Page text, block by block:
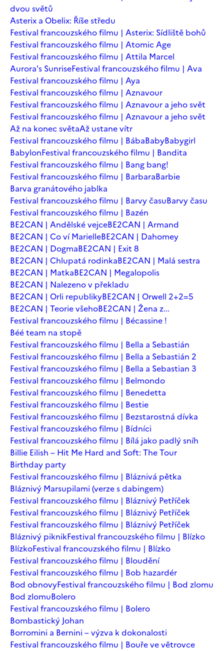
dvou světů
Asterix a Obelix: Říše středu
Festival francouzského filmu | Asterix: Sídliště bohů
Festival francouzského filmu | Atomic Age
Festival francouzského filmu | Attila Marcel
Aurora's SunriseFestival francouzského filmu | Ava
Festival francouzského filmu | Aya
Festival francouzského filmu | Aznavour
Festival francouzského filmu | Aznavour a jeho svět
Festival francouzského filmu | Aznavour a jeho svět
Až na konec světaAž ustane vítr
Festival francouzského filmu | BábaBabyBabygirl
BabylonFestival francouzského filmu | Bandita
Festival francouzského filmu | Bang bang!
Festival francouzského filmu | BarbaraBarbie
Barva granátového jablka
Festival francouzského filmu | Barvy časuBarvy času
Festival francouzského filmu | Bazén
BE2CAN | Andělské vejceBE2CAN | Armand
BE2CAN | Co ví MarielleBE2CAN | Dahomey
BE2CAN | DogmaBE2CAN | Exit 8
BE2CAN | Chlupatá rodinkaBE2CAN | Malá sestra
BE2CAN | MatkaBE2CAN | Megalopolis
BE2CAN | Nalezeno v překladu
BE2CAN | Orli republikyBE2CAN | Orwell 2+2=5
BE2CAN | Teorie všehoBE2CAN | Žena z...
Festival francouzského filmu | Bécassine !
Béé team na stopě
Festival francouzského filmu | Bella a Sebastián
Festival francouzského filmu | Bella a Sebastián 2
Festival francouzského filmu | Bella a Sebastian 3
Festival francouzského filmu | Belmondo
Festival francouzského filmu | Benedetta
Festival francouzského filmu | Bestie
Festival francouzského filmu | Bezstarostná dívka
Festival francouzského filmu | Bídníci
Festival francouzského filmu | Bílá jako padlý sníh
Billie Eilish – Hit Me Hard and Soft: The Tour
Birthday party
Festival francouzského filmu | Bláznivá pětka
Bláznivý Marsupilami (verze s dabingem)
Festival francouzského filmu | Bláznivý Petříček
Festival francouzského filmu | Bláznivý Petříček
Festival francouzského filmu | Bláznivý Petříček
Bláznivý piknikFestival francouzského filmu | Blízko
BlízkoFestival francouzského filmu | Blízko
Festival francouzského filmu | Bloudění
Festival francouzského filmu | Bob hazardér
Bod obnovyFestival francouzského filmu | Bod zlomu
Bod zlomuBolero
Festival francouzského filmu | Bolero
Bombastický Johan
Borromini a Bernini – výzva k dokonalosti
Festival francouzského filmu | Bouře ve větrovce